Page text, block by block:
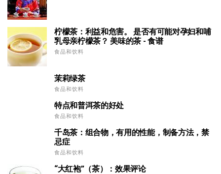
柠檬茶：利益和危害。 是否有可能对孕妇和哺
乳母亲柠檬茶？ 美味的茶 - 食谱
食品和饮料
茉莉绿茶
食品和饮料
特点和普洱茶的好处
食品和饮料
千岛茶：组合物，有用的性能，制备方法，禁
忌症
食品和饮料
“大红袍”（茶）：效果评论